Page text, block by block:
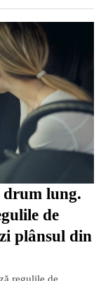
lung.
de
plânsul din